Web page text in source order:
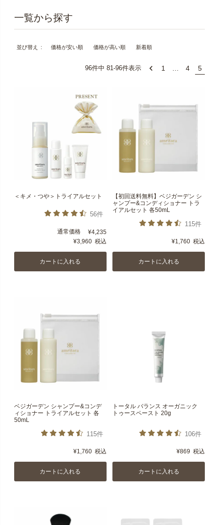
並び替え 価格が安い順 価格が高い順 新着順
96件中 81-96件表示 1 4 5
＜キメ・つや＞トライアルセット
56件
通常価格 ¥4,235
¥3,960 税込
カートに入れる
【初回送料無料】ベジガーデン シ
ャンプー&コンディショナー トラ
イアルセット 各50mL
115件
¥1,760 税込
カートに入れる
ベジガーデン シャンプー&コンデ
ィショナー トライアルセット 各
50mL
115件
¥1,760 税込
カートに入れる
トータル バランス オーガニック
トゥースペースト 20g
106件
¥869 税込
カートに入れる